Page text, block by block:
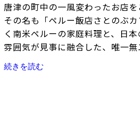
唐津の町中の一風変わったお店を
その名も「ペルー飯店さとのぶ
く南米ペルーの家庭料理と、日
雰囲気が見事に融合した、唯一無
続きを読む